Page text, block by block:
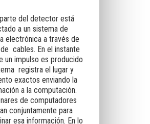
del detector está
a un sistema de
electrónica a través de
cables. En el instante
un impulso es producido
registra el lugar y
exactos enviando la
a la computación.
de computadores
conjuntamente para
esa información. En lo